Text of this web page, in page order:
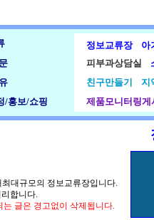
정보교류장
아
피부과상담실
친구만들기
지
/홍보/쇼핑
제품모니터링게
대규모의 정보교류장입니다.
합니다.
글은 경고없이 삭제됩니다.